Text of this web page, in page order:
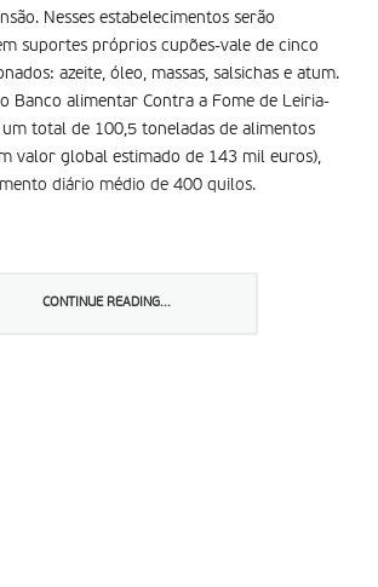
Nesses estabelecimentos serão
suportes próprios cupões-vale de cinco
azeite, óleo, massas, salsichas e atum.
Banco alimentar Contra a Fome de Leiria-
total de 100,5 toneladas de alimentos
valor global estimado de 143 mil euros),
diário médio de 400 quilos.
CONTINUE READING...